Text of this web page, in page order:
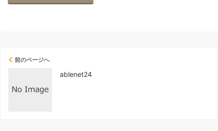
前のページへ
ablenet24